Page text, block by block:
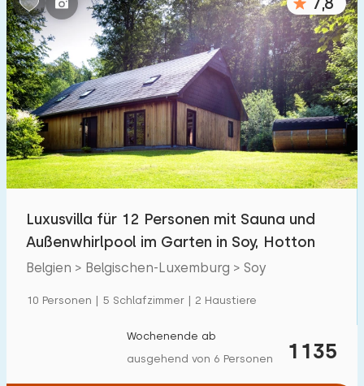
Luxusvilla für 12 Personen mit Sauna und
Außenwhirlpool im Garten in Soy, Hotton
Belgien > Belgischen-Luxemburg > Soy
10 Personen | 5 Schlafzimmer | 2 Haustiere
1135
Wochenende ab
ausgehend von 6 Personen